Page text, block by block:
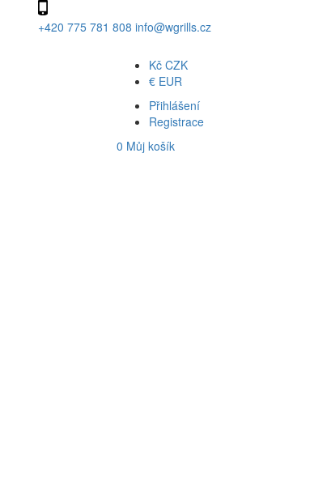
+420 775 781 808 info@wgrills.cz
Kč CZK
€ EUR
Přihlášení
Registrace
0 Můj košík